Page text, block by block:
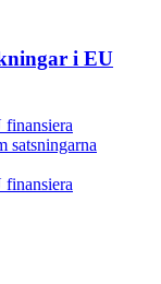
i EU
satsningarna